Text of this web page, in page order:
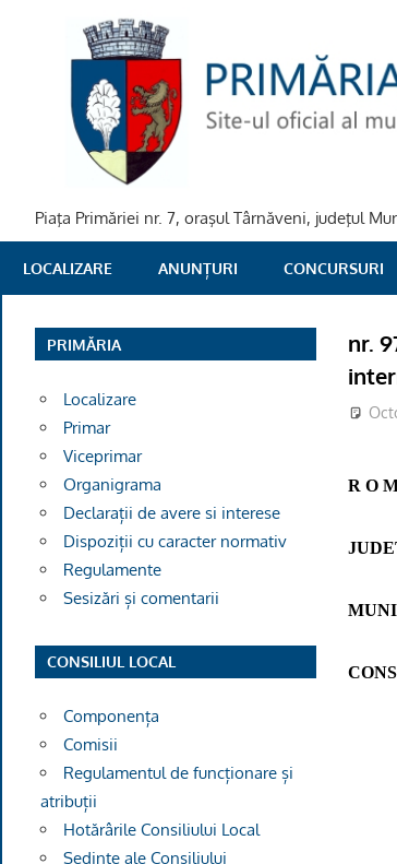
PRIMARIA
TARNAVENI
Piaţa Primăriei nr. 7, oraşul Târnăveni, judeţul
LOCALIZARE ANUNȚURI CONCURSURI
nr.
R O
PRIMĂRIA
Localizare
Primar
Viceprimar
Organigrama
Declarații de avere si interese
Dispoziții cu caracter normativ
Regulamente
Sesizări și comentarii
CONSILIUL LOCAL
Componența
Comisii
Regulamentul de funcționare și
atribuții
Hotărârile Consiliului Local
Ședințe ale Consiliului